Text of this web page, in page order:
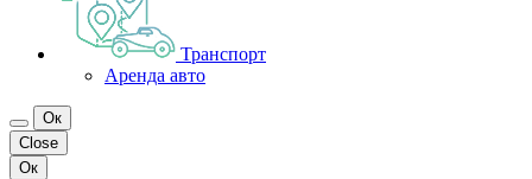
Транспорт
Аренда авто
Ок
Close
Ок